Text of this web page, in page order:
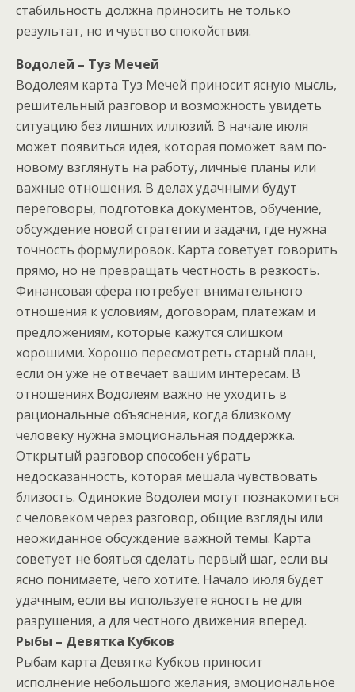
стабильность должна приносить не только
результат, но и чувство спокойствия.
Водолей – Туз Мечей
Водолеям карта Туз Мечей приносит ясную мысль,
решительный разговор и возможность увидеть
ситуацию без лишних иллюзий. В начале июля
может появиться идея, которая поможет вам по-
новому взглянуть на работу, личные планы или
важные отношения. В делах удачными будут
переговоры, подготовка документов, обучение,
обсуждение новой стратегии и задачи, где нужна
точность формулировок. Карта советует говорить
прямо, но не превращать честность в резкость.
Финансовая сфера потребует внимательного
отношения к условиям, договорам, платежам и
предложениям, которые кажутся слишком
хорошими. Хорошо пересмотреть старый план,
если он уже не отвечает вашим интересам. В
отношениях Водолеям важно не уходить в
рациональные объяснения, когда близкому
человеку нужна эмоциональная поддержка.
Открытый разговор способен убрать
недосказанность, которая мешала чувствовать
близость. Одинокие Водолеи могут познакомиться
с человеком через разговор, общие взгляды или
неожиданное обсуждение важной темы. Карта
советует не бояться сделать первый шаг, если вы
ясно понимаете, чего хотите. Начало июля будет
удачным, если вы используете ясность не для
разрушения, а для честного движения вперед.
Рыбы – Девятка Кубков
Рыбам карта Девятка Кубков приносит
исполнение небольшого желания, эмоциональное